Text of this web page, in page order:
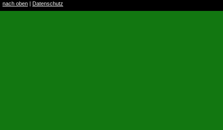
nach oben | Datenschutz